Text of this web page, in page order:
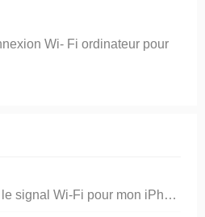
Wi- Fi ordinateur pour
Comment amplifier le signal Wi-Fi pour mon iPhone